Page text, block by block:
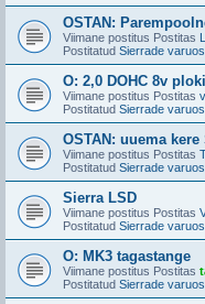
OSTAN:
Viimane postitus Postitas
Postitatud Sierrade
O: 2,0 DOHC 8v
Viimane postitus Postitas
Postitatud Sierrade
OSTAN: uuema
Viimane postitus Postitas
Postitatud Sierrade
Sierra LSD
Viimane postitus Postitas
Postitatud Sierrade
O: MK3 tagastange
Viimane postitus Postitas
Postitatud Sierrade